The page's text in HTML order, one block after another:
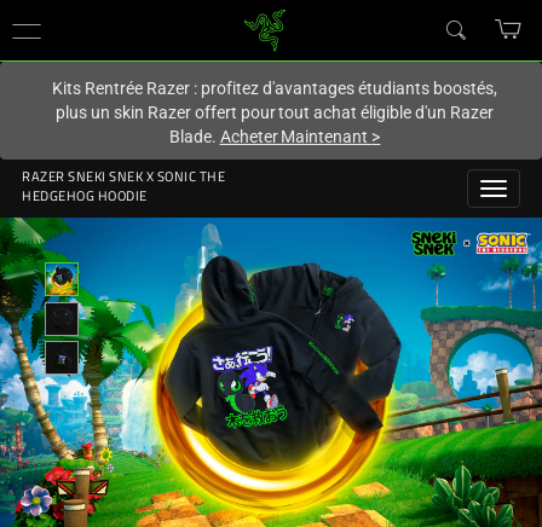
Vous êtes actuellement sur le site
Kits Rentrée Razer : profitez d'avantages étudiants boostés,
plus un skin Razer offert pour tout achat éligible d'un Razer
Blade. Acheter Maintenant >
RAZER SNEKI SNEK X SONIC THE
HEDGEHOG HOODIE